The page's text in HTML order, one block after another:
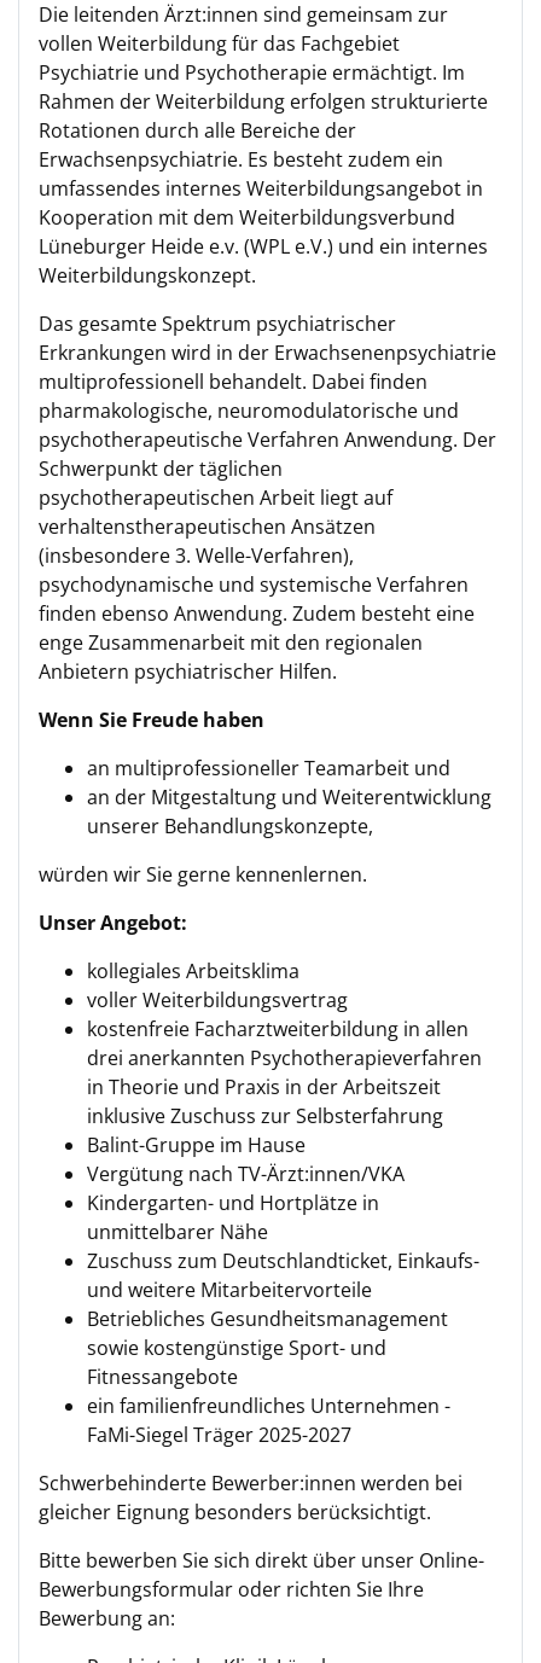
Die leitenden Ärzt:innen sind gemeinsam zur
vollen Weiterbildung für das Fachgebiet
Psychiatrie und Psychotherapie ermächtigt. Im
Rahmen der Weiterbildung erfolgen strukturierte
Rotationen durch alle Bereiche der
Erwachsenpsychiatrie. Es besteht zudem ein
umfassendes internes Weiterbildungsangebot in
Kooperation mit dem Weiterbildungsverbund
Lüneburger Heide e.v. (WPL e.V.) und ein internes
Weiterbildungskonzept.
Das gesamte Spektrum psychiatrischer
Erkrankungen wird in der Erwachsenenpsychiatrie
multiprofessionell behandelt. Dabei finden
pharmakologische, neuromodulatorische und
psychotherapeutische Verfahren Anwendung. Der
Schwerpunkt der täglichen
psychotherapeutischen Arbeit liegt auf
verhaltenstherapeutischen Ansätzen
(insbesondere 3. Welle-Verfahren),
psychodynamische und systemische Verfahren
finden ebenso Anwendung. Zudem besteht eine
enge Zusammenarbeit mit den regionalen
Anbietern psychiatrischer Hilfen.
Wenn Sie Freude haben
an multiprofessioneller Teamarbeit und
an der Mitgestaltung und Weiterentwicklung
unserer Behandlungskonzepte,
würden wir Sie gerne kennenlernen.
Unser Angebot:
kollegiales Arbeitsklima
voller Weiterbildungsvertrag
kostenfreie Facharztweiterbildung in allen
drei anerkannten Psychotherapieverfahren
in Theorie und Praxis in der Arbeitszeit
inklusive Zuschuss zur Selbsterfahrung
Balint-Gruppe im Hause
Vergütung nach TV-Ärzt:innen/VKA
Kindergarten- und Hortplätze in
unmittelbarer Nähe
Zuschuss zum Deutschlandticket, Einkaufs-
und weitere Mitarbeitervorteile
Betriebliches Gesundheitsmanagement
sowie kostengünstige Sport- und
Fitnessangebote
ein familienfreundliches Unternehmen -
FaMi-Siegel Träger 2025-2027
Schwerbehinderte Bewerber:innen werden bei
gleicher Eignung besonders berücksichtigt.
Bitte bewerben Sie sich direkt über unser Online-
Bewerbungsformular oder richten Sie Ihre
Bewerbung an: